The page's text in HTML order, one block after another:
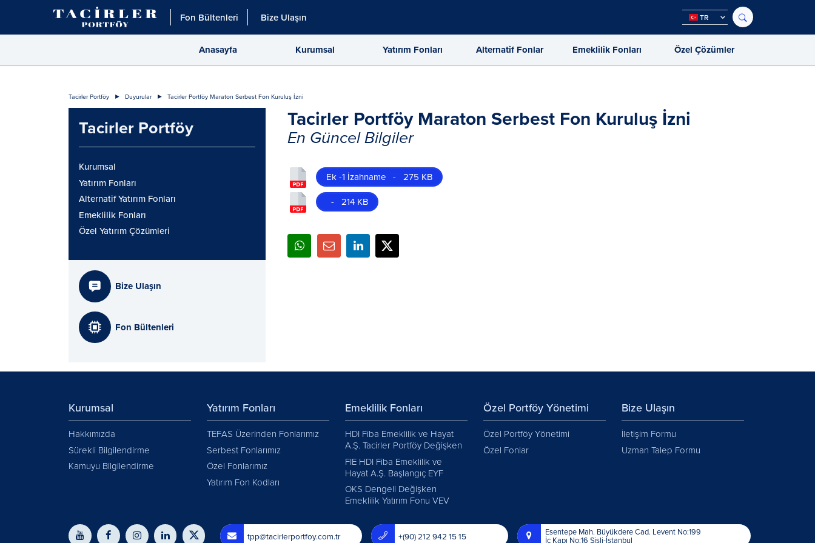
Fon Bültenleri Bize Ulaşın TR
Anasayfa Kurumsal Yatırım Fonları Alternatif Fonlar Emeklilik Fonları Özel Çözümler
Tacirler Portföy Duyurular Tacirler Portföy Maraton Serbest Fon Kuruluş İzni
Tacirler Portföy
Kurumsal
Yatırım Fonları
Alternatif Yatırım Fonları
Emeklilik Fonları
Özel Yatırım Çözümleri
Bize Ulaşın
Fon Bültenleri
Tacirler Portföy Maraton Serbest Fon Kuruluş İzni
En Güncel Bilgiler
Ek -1 İzahname - 275 KB
- 214 KB
Kurumsal
Hakkımızda
Sürekli Bilgilendirme
Kamuyu Bilgilendirme
Yatırım Fonları
TEFAS Üzerinden Fonlarımız
Serbest Fonlarımız
Özel Fonlarımız
Yatırım Fon Kodları
Emeklilik Fonları
HDI Fiba Emeklilik ve Hayat
A.Ş. Tacirler Portföy Değişken
FIE HDI Fiba Emeklilik ve
Hayat A.Ş. Başlangıç EYF
OKS Dengeli Değişken
Emeklilik Yatırım Fonu VEV
Özel Portföy Yönetimi
Özel Portföy Yönetimi
Özel Fonlar
Bize Ulaşın
İletişim Formu
Uzman Talep Formu
tpp@tacirlerportfoy.com.tr +(90) 212 942 15 15 Esentepe Mah. Büyükdere Cad. Levent No:199
İç Kapı No:16 Şişli-İstanbul